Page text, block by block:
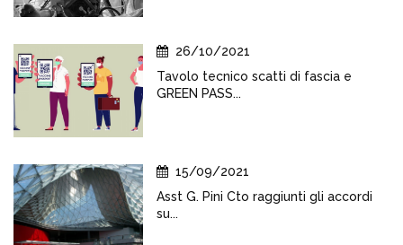
26/10/2021
Tavolo tecnico scatti di fascia e
GREEN PASS...
15/09/2021
Asst G. Pini Cto raggiunti gli accordi
su...